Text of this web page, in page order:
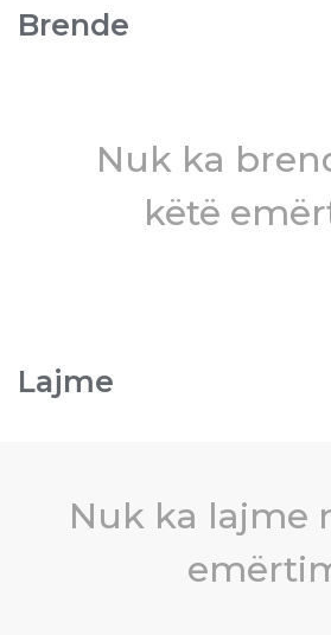
Brende
Nuk ka
këtë
Lajme
Nuk ka lajme